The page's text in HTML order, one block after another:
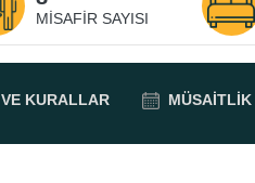
MISAFIR SAYISI
VE KURALLAR MÜSAITLIK